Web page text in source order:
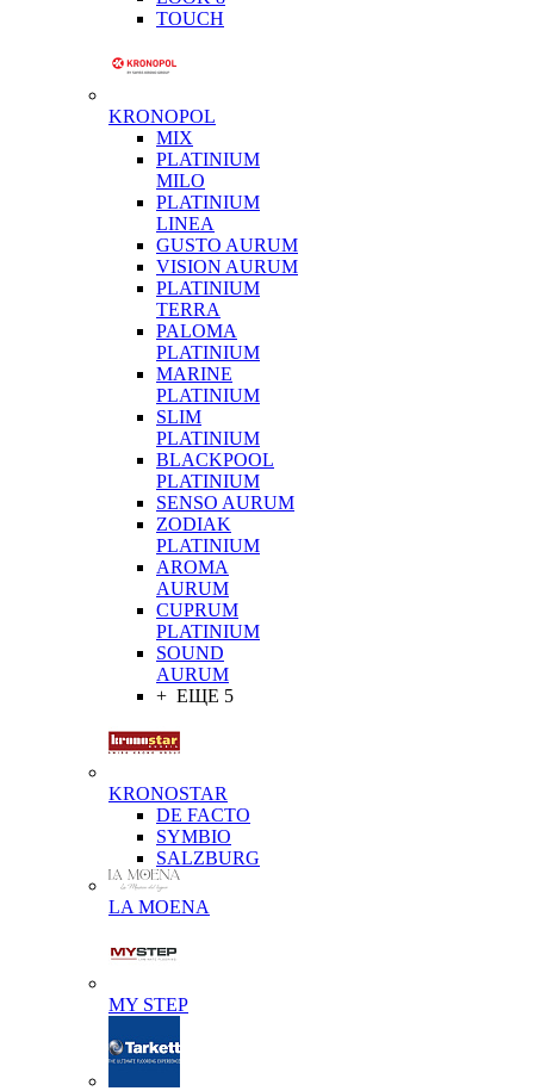
TOUCH
KRONOPOL
MIX
PLATINIUM
MILO
PLATINIUM
LINEA
GUSTO AURUM
VISION AURUM
PLATINIUM
TERRA
PALOMA
PLATINIUM
MARINE
PLATINIUM
SLIM
PLATINIUM
BLACKPOOL
PLATINIUM
SENSO AURUM
ZODIAK
PLATINIUM
AROMA
AURUM
CUPRUM
PLATINIUM
SOUND
AURUM
+ ЕЩЕ 5
KRONOSTAR
DE FACTO
SYMBIO
SALZBURG
LA MOENA
MY STEP